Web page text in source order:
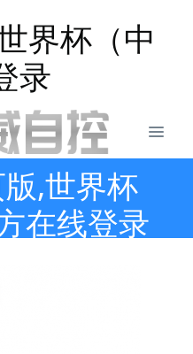
界杯（中
录
,世界杯
在线登录